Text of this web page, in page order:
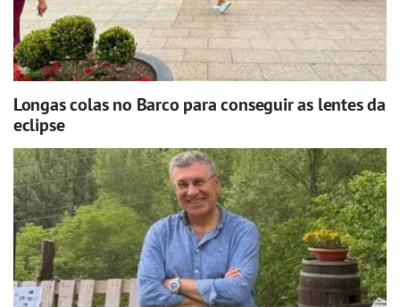
Longas colas no Barco para conseguir as lentes da
eclipse